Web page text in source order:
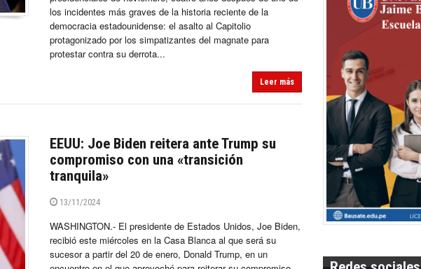
los incidentes más graves de la historia reciente de la
democracia estadounidense: el asalto al Capitolio
protagonizado por los simpatizantes del magnate para
protestar contra su derrota...
Leer más
EEUU: Joe Biden reitera ante Trump su
compromiso con una «transición
tranquila»
13/11/2024
WASHINGTON.- El presidente de Estados Unidos, Joe Biden,
recibió este miércoles en la Casa Blanca al que será su
sucesor a partir del 20 de enero, Donald Trump, en un